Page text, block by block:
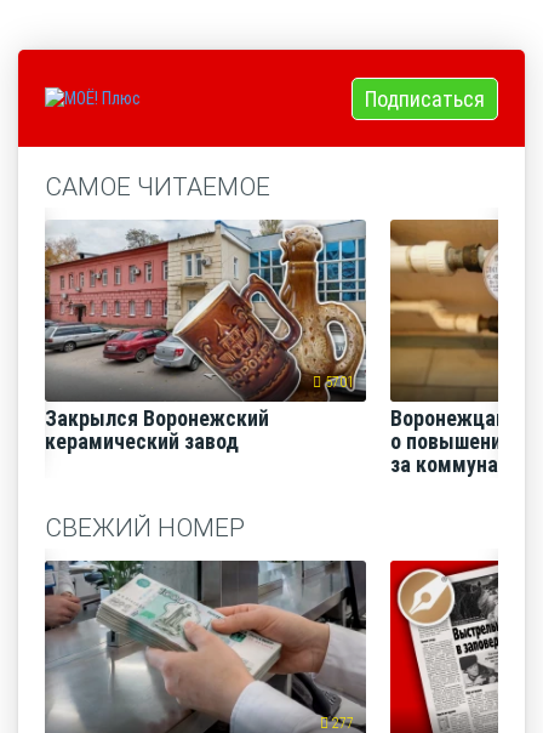
Подписаться
САМОЕ ЧИТАЕМОЕ
5701
Закрылся Воронежский
керамический завод
Воронежцам
о повышении
за
СВЕЖИЙ НОМЕР
277